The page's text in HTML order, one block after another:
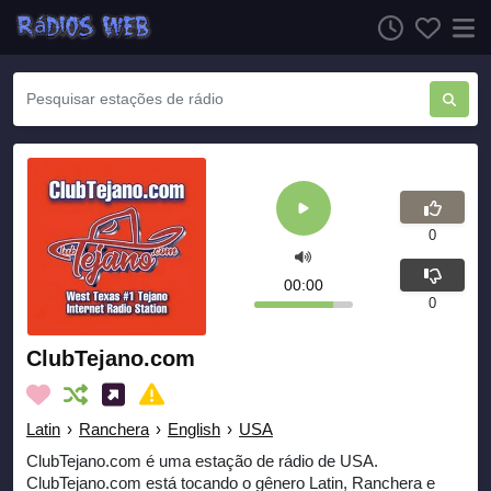
ClubTejano.com
Latin › Ranchera › English › USA
ClubTejano.com é uma estação de rádio de USA.
ClubTejano.com está tocando o gênero Latin, Ranchera e
00:00
0
0